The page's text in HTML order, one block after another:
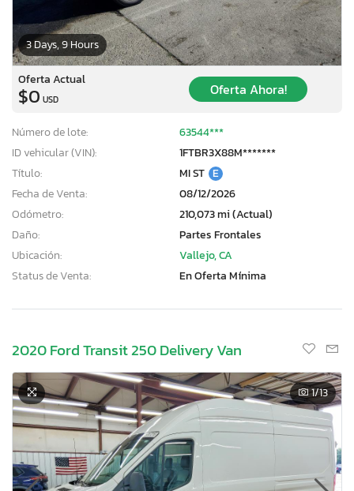
3 Days, 9 Hours
Oferta Actual
$0 USD
Oferta Ahora!
Número de lote:
63544***
ID vehicular (VIN):
1FTBR3X88M*******
Título:
MI ST E
Fecha de Venta:
08/12/2026
Odómetro:
210,073 mi (Actual)
Daño:
Partes Frontales
Ubicación:
Vallejo, CA
Status de Venta:
En Oferta Mínima
2020 Ford Transit 250 Delivery Van
1/13